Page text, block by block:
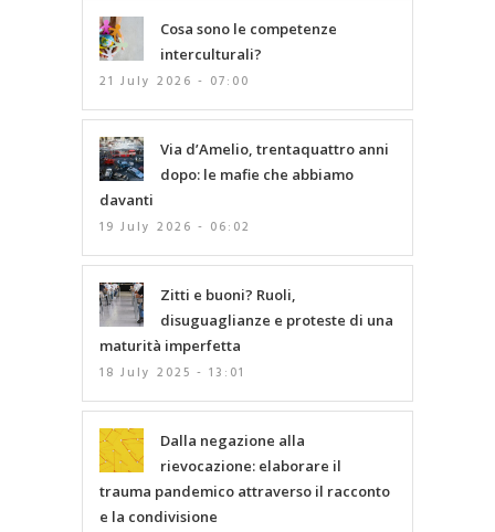
Cosa sono le competenze
interculturali?
21 July 2026 - 07:00
Via d’Amelio, trentaquattro anni
dopo: le mafie che abbiamo
davanti
19 July 2026 - 06:02
Zitti e buoni? Ruoli,
disuguaglianze e proteste di una
maturità imperfetta
18 July 2025 - 13:01
Dalla negazione alla
rievocazione: elaborare il
trauma pandemico attraverso il racconto
e la condivisione